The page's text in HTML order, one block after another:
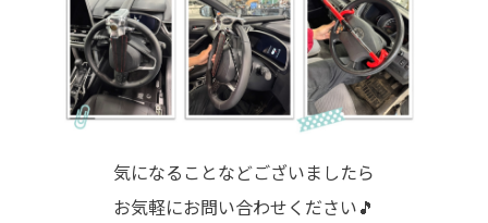
気になることなどございましたら
お気軽にお問い合わせください🎵